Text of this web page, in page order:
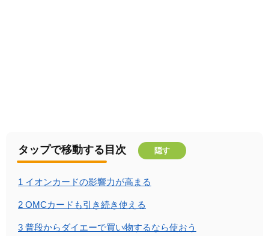
タップで移動する目次 隠す
1 イオンカードの影響力が高まる
2 OMCカードも引き続き使える
3 普段からダイエーで買い物するなら使おう